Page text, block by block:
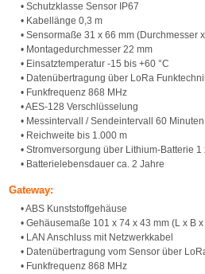
• Schutzklasse Sensor IP67
• Kabellänge 0,3 m
• Sensormaße 31 x 66 mm (Durchmesser
• Montagedurchmesser 22 mm
• Einsatztemperatur -15 bis +60 °C
• Datenübertragung über LoRa
• Funkfrequenz 868 MHz
• AES-128 Verschlüsselung
• Messintervall / Sendeintervall 60 Minuten
• Reichweite bis 1.000 m
• Stromversorgung über Lithium-Batterie
• Batterielebensdauer ca. 2 Jahre
Gateway:
• ABS Kunststoffgehäuse
• Gehäusemaße 101 x 74 x 43 mm (L x B
• LAN Anschluss mit Netzwerkkabel
• Datenübertragung vom Sensor über
• Funkfrequenz 868 MHz